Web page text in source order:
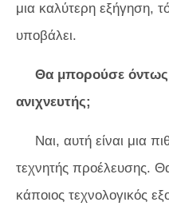
μια καλύτερη εξήγηση,
υποβάλει.
Θα μπορούσε όντως
ανιχνευτής;
Ναι, αυτή είναι μια
τεχνητής προέλευσης.
κάποιος τεχνολογικός